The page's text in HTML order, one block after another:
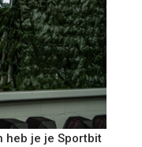
heb je je Sportbit